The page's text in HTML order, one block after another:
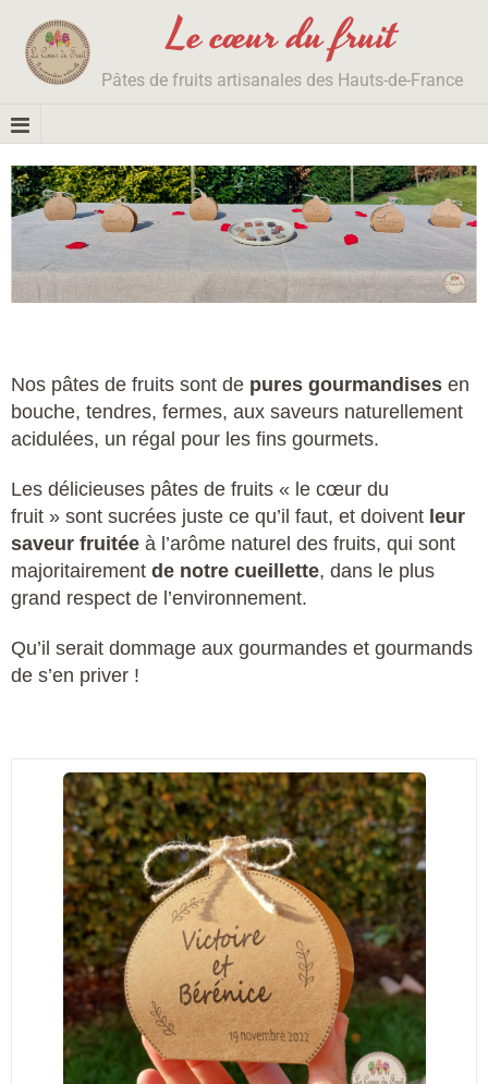
Le cœur du fruit
Pâtes de fruits artisanales des Hauts-de-France
Nos pâtes de fruits sont de pures gourmandises en
bouche, tendres, fermes, aux saveurs naturellement
acidulées, un régal pour les fins gourmets.
Les délicieuses pâtes de fruits « le cœur du
fruit » sont sucrées juste ce qu’il faut, et doivent leur
saveur fruitée à l’arôme naturel des fruits, qui sont
majoritairement de notre cueillette, dans le plus
grand respect de l’environnement.
Qu’il serait dommage aux gourmandes et gourmands
de s’en priver !